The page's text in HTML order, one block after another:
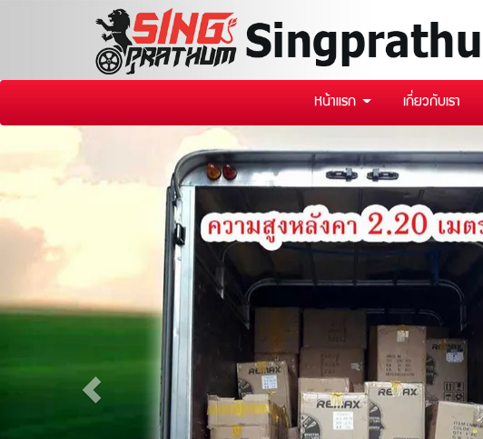
หน้าแรก เกี่ยวกับเรา